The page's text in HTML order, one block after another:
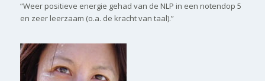
“Weer positieve energie gehad van de NLP in een notendop 5
en zeer leerzaam (o.a. de kracht van taal).”